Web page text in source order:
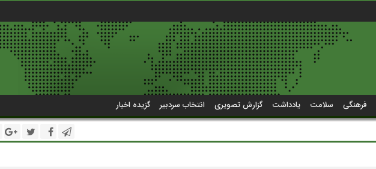
فرهنگی سلامت یادداشت گزارش تصویری انتخاب سردبیر گزیده اخبار